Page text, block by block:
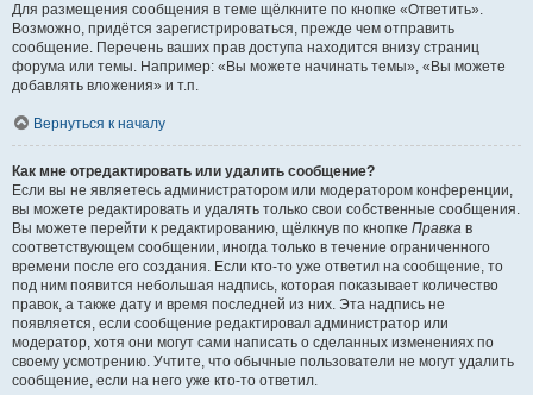
Для размещения сообщения в теме щёлкните по кнопке «Ответить».
Возможно, придётся зарегистрироваться, прежде чем отправить
сообщение. Перечень ваших прав доступа находится внизу страниц
форума или темы. Например: «Вы можете начинать темы», «Вы можете
добавлять вложения» и т.п.
Вернуться к началу
Как мне отредактировать или удалить сообщение?
Если вы не являетесь администратором или модератором конференции,
вы можете редактировать и удалять только свои собственные сообщения.
Вы можете перейти к редактированию, щёлкнув по кнопке Правка в
соответствующем сообщении, иногда только в течение ограниченного
времени после его создания. Если кто-то уже ответил на сообщение, то
под ним появится небольшая надпись, которая показывает количество
правок, а также дату и время последней из них. Эта надпись не
появляется, если сообщение редактировал администратор или
модератор, хотя они могут сами написать о сделанных изменениях по
своему усмотрению. Учтите, что обычные пользователи не могут удалить
сообщение, если на него уже кто-то ответил.